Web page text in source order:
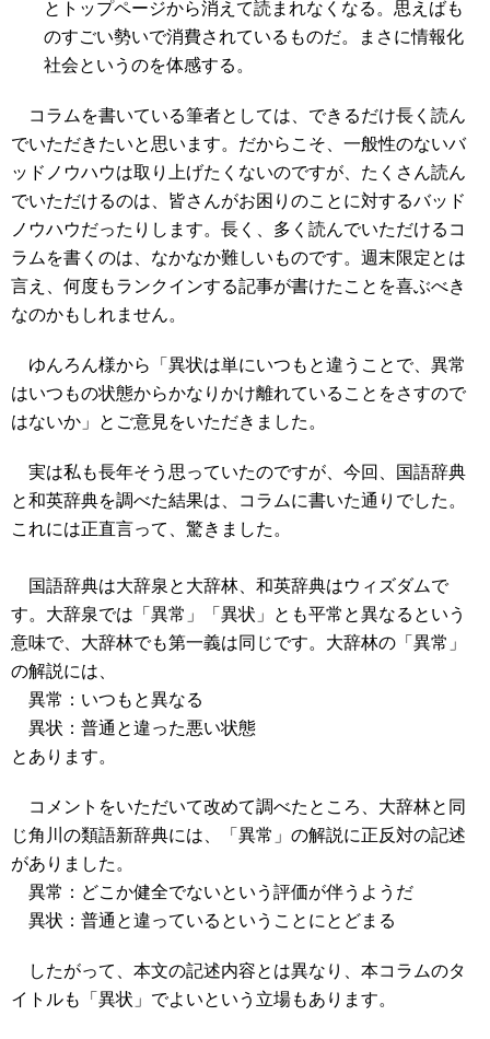
とトップページから消えて読まれなくなる。思えばも
のすごい勢いで消費されているものだ。まさに情報化
社会というのを体感する。
コラムを書いている筆者としては、できるだけ長く読ん
でいただきたいと思います。だからこそ、一般性のないバ
ッドノウハウは取り上げたくないのですが、たくさん読ん
でいただけるのは、皆さんがお困りのことに対するバッド
ノウハウだったりします。長く、多く読んでいただけるコ
ラムを書くのは、なかなか難しいものです。週末限定とは
言え、何度もランクインする記事が書けたことを喜ぶべき
なのかもしれません。
ゆんろん様から「異状は単にいつもと違うことで、異常
はいつもの状態からかなりかけ離れていることをさすので
はないか」とご意見をいただきました。
実は私も長年そう思っていたのですが、今回、
国語辞典
と和英辞典を調べた結果は、コラムに書いた通りでした。
これには正直言って、驚きました。
国語辞典は大辞泉と大辞林、和英辞典はウィズダムで
す。 大辞泉では「異常」「異状」とも平常と異なるという
意味で、 大辞林でも第一義は同じです。大辞林の「異常」
の解説には、
異常：いつもと異なる
異状：普通と違った悪い状態
とあります。
コメントをいただいて改めて調べたところ、大辞林と同
じ角川の類語新辞典には、「異常」 の解説に正反対の記述
がありました。
異常：どこか健全でないという評価が伴うようだ
異状：普通と違っているということにとどまる
したがって、本文の記述内容とは異なり、本コラムのタ
イトルも「異状」でよいという立場もあります。